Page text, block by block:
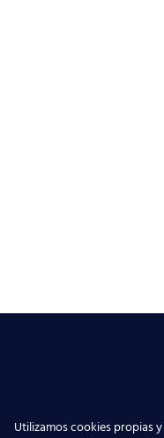
Utilizamos cookies propias